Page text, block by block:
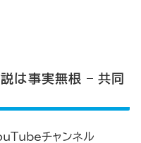
は事実無根 – 共同
チャンネル